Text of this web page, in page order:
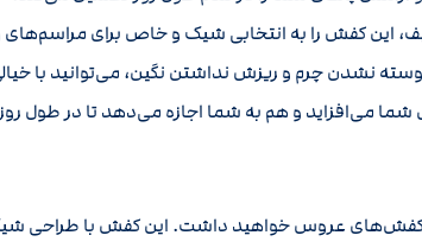
این کفش را به انتخابی شیک و خاص برای مراسم‌های
نشدن چرم و ریزش نداشتن نگین، می‌توانید با
عروس خواهید داشت. این کفش با طراحی شیک،